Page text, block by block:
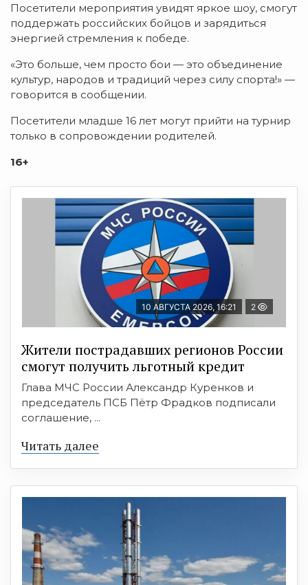
Посетители мероприятия увидят яркое шоу, смогут
поддержать российских бойцов и зарядиться
энергией стремления к победе.
«Это больше, чем просто бои — это объединение
культур, народов и традиций через силу спорта!» —
говорится в сообщении.
Посетители младше 16 лет могут прийти на турнир
только в сопровождении родителей.
16+
10 АВГУСТА 2026, 16:21 2
Жители пострадавших регионов России
смогут получить льготный кредит
Глава МЧС России Александр Куренков и
председатель ПСБ Пётр Фрадков подписали
соглашение, ...
Читать далее